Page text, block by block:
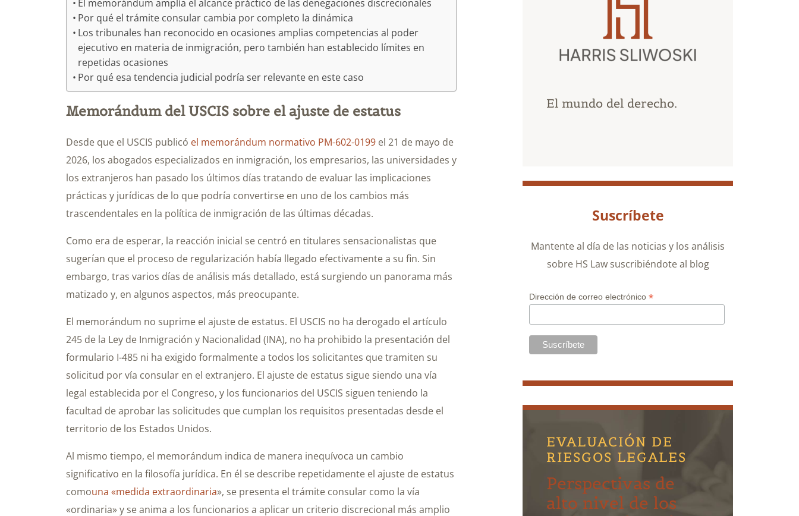
El memorándum amplía el alcance práctico de las denegaciones discrecionales
Por qué el trámite consular cambia por completo la dinámica
Los tribunales han reconocido en ocasiones amplias competencias al poder
ejecutivo en materia de inmigración, pero también han establecido límites en
repetidas ocasiones
Por qué esa tendencia judicial podría ser relevante en este caso
Memorándum del USCIS sobre el ajuste de estatus
Desde que el USCIS publicó el memorándum normativo PM-602-0199 el 21 de mayo de
2026, los abogados especializados en inmigración, los empresarios, las universidades y
los extranjeros han pasado los últimos días tratando de evaluar las implicaciones
prácticas y jurídicas de lo que podría convertirse en uno de los cambios más
trascendentales en la política de inmigración de las últimas décadas.
Como era de esperar, la reacción inicial se centró en titulares sensacionalistas que
sugerían que el proceso de regularización había llegado efectivamente a su fin. Sin
embargo, tras varios días de análisis más detallado, está surgiendo un panorama más
matizado y, en algunos aspectos, más preocupante.
El memorándum no suprime el ajuste de estatus. El USCIS no ha derogado el artículo
245 de la Ley de Inmigración y Nacionalidad (INA), no ha prohibido la presentación del
formulario I-485 ni ha exigido formalmente a todos los solicitantes que tramiten su
solicitud por vía consular en el extranjero. El ajuste de estatus sigue siendo una vía
legal establecida por el Congreso, y los funcionarios del USCIS siguen teniendo la
facultad de aprobar las solicitudes que cumplan los requisitos presentadas desde el
territorio de los Estados Unidos.
Al mismo tiempo, el memorándum indica de manera inequívoca un cambio
significativo en la filosofía jurídica. En él se describe repetidamente el ajuste de estatus
comouna «medida extraordinaria», se presenta el trámite consular como la vía
«ordinaria» y se anima a los funcionarios a aplicar un criterio discrecional más amplio
El mundo del derecho.
Suscríbete
Mantente al día de las noticias y los análisis
sobre HS Law suscribiéndote al blog
Dirección de correo electrónico *
EVALUACIÓN DE
RIESGOS LEGALES
Perspectivas de
alto nivel de los